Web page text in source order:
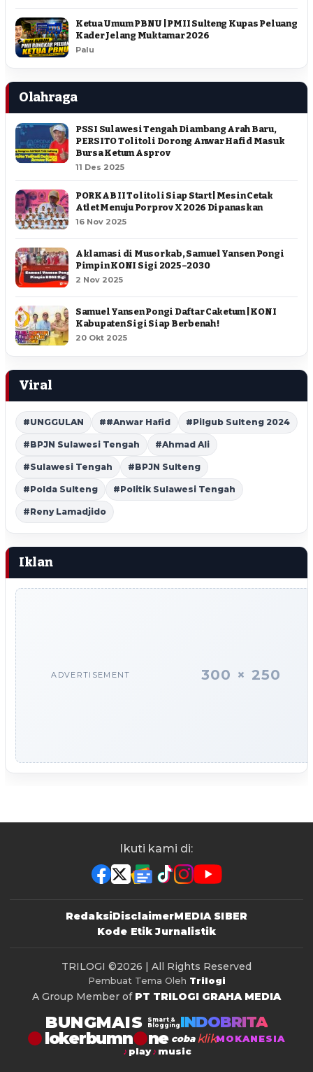
Ketua Umum PBNU | PMII Sulteng Kupas Peluang
Kader Jelang Muktamar 2026
Palu
Olahraga
PSSI Sulawesi Tengah Diambang Arah Baru,
PERSITO Tolitoli Dorong Anwar Hafid Masuk
Bursa Ketum Asprov
11 Des 2025
PORKAB II Tolitoli Siap Start | Mesin Cetak
Atlet Menuju Porprov X 2026 Dipanaskan
16 Nov 2025
Aklamasi di Musorkab, Samuel Yansen Pongi
Pimpin KONI Sigi 2025–2030
2 Nov 2025
Samuel Yansen Pongi Daftar Caketum | KONI
Kabupaten Sigi Siap Berbenah !
20 Okt 2025
Viral
#UNGGULAN ##Anwar Hafid #Pilgub Sulteng 2024
#BPJN Sulawesi Tengah #Ahmad Ali
#Sulawesi Tengah #BPJN Sulteng
#Polda Sulteng #Politik Sulawesi Tengah
#Reny Lamadjido
Iklan
ADVERTISEMENT 300 × 250
Ikuti kami di:
RedaksiDisclaimerMEDIA SIBER
Kode Etik Jurnalistik
TRILOGI ©2026 | All Rights Reserved
Pembuat Tema Oleh Trilogi
A Group Member of PT TRILOGI GRAHA MEDIA
BUNGMAIS
Smart &
Blogging INDOBRITA
lokerbumn coba klikMOKANESIA
play
music